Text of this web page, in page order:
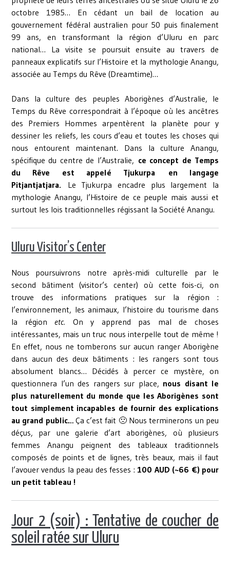
octobre 1985… En cédant un bail de location au
gouvernement fédéral australien pour 50 puis finalement
99 ans, en transformant la région d’Uluru en parc
national… La visite se poursuit ensuite au travers de
panneaux explicatifs sur l’Histoire et la mythologie Anangu,
associée au Temps du Rêve (Dreamtime)…
Dans la culture des peuples Aborigènes d’Australie, le
Temps du Rêve correspondrait à l’époque où les ancêtres
des Premiers Hommes arpentèrent la planète pour y
dessiner les reliefs, les cours d’eau et toutes les choses qui
nous entourent maintenant. Dans la culture Anangu,
spécifique du centre de l’Australie, ce concept de Temps
du Rêve est appelé Tjukurpa en langage
Pitjantjatjara. Le Tjukurpa encadre plus largement la
mythologie Anangu, l’Histoire de ce peuple mais aussi et
surtout les lois traditionnelles régissant la Société Anangu.
Uluru Visitor’s Center
Nous poursuivrons notre après-midi culturelle par le
second bâtiment (visitor’s center) où cette fois-ci, on
trouve des informations pratiques sur la région :
l’environnement, les animaux, l’histoire du tourisme dans
la régionetc. On y apprend pas mal de choses
intéressantes, mais un truc nous interpelle tout de même !
En effet, nous ne tomberons sur aucun ranger Aborigène
dans aucun des deux bâtiments : les rangers sont tous
absolument blancs… Décidés à percer ce mystère, on
questionnera l’un des rangers sur place, nous disant le
plus naturellement du monde que les Aborigènes sont
tout simplement incapables de fournir des explications
au grand public…Ça c’est fait 🙁 Nous terminerons un peu
déçus, par une galerie d’art aborigènes, où plusieurs
femmes Anangu peignent des tableaux traditionnels
composés de points et de lignes, très beaux, mais il faut
l’avouer vendus la peau des fesses : 100 AUD (~66 €) pour
un petit tableau !
Jour 2 (soir) : Tentative de coucher de
soleil ratée sur Uluru